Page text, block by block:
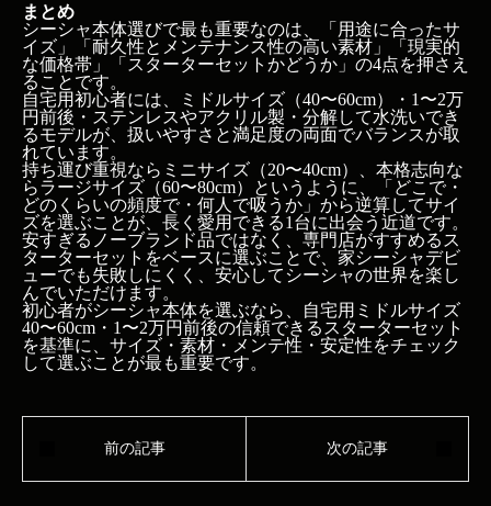
まとめ
シーシャ本体選びで最も重要なのは、「用途に合ったサ
イズ」「耐久性とメンテナンス性の高い素材」「現実的
な価格帯」「スターターセットかどうか」の4点を押さえ
ることです。
自宅用初心者には、ミドルサイズ（40〜60cm）・1〜2万
円前後・ステンレスやアクリル製・分解して水洗いでき
るモデルが、扱いやすさと満足度の両面でバランスが取
れています。
持ち運び重視ならミニサイズ（20〜40cm）、本格志向な
らラージサイズ（60〜80cm）というように、「どこで・
どのくらいの頻度で・何人で吸うか」から逆算してサイ
ズを選ぶことが、長く愛用できる1台に出会う近道です。
安すぎるノーブランド品ではなく、専門店がすすめるス
ターターセットをベースに選ぶことで、家シーシャデビ
ューでも失敗しにくく、安心してシーシャの世界を楽し
んでいただけます。
初心者がシーシャ本体を選ぶなら、自宅用ミドルサイズ
40〜60cm・1〜2万円前後の信頼できるスターターセット
を基準に、サイズ・素材・メンテ性・安定性をチェック
して選ぶことが最も重要です。